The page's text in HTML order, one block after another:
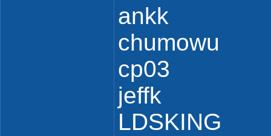
ankk
chumowu
cp03
jeffk
LDSKING